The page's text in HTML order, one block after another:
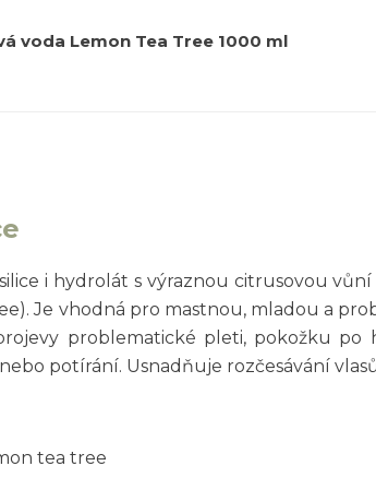
voda Lemon Tea Tree 1000 ml
i hydrolát s výraznou citrusovou
Je vhodná pro mastnou, mladou a
problematické pleti, pokožku po
potírání. Usnadňuje rozčesávání
tea tree